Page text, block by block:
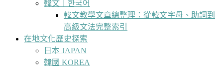
韓文｜한국어
韓文教學文章總整理：從韓文字母、助詞到
高級文法完整索引
在地文化歷史探索
日本 JAPAN
韓國 KOREA